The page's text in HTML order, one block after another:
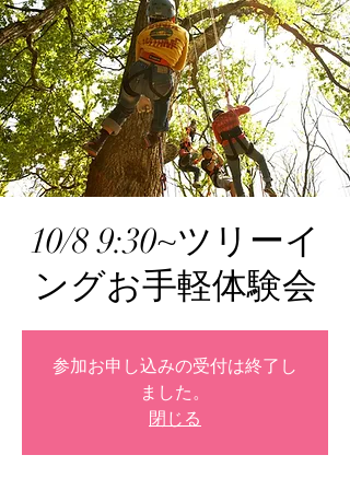
10/8 9:30~ツリーイ
ングお手軽体験会
参加お申し込みの受付は終了し
ました。
閉じる